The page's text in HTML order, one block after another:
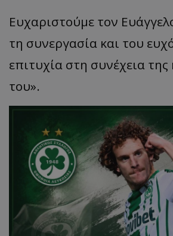
Ευχαριστούμε τον
τη συνεργασία και του
επιτυχία στη συνέχεια της
του».